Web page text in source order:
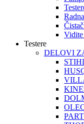
Vidite
Testere
DELOVI